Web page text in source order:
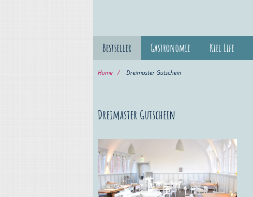
Bestseller Gastronomie Kiel Life
Home Dreimaster Gutschein
Dreimaster Gutschein